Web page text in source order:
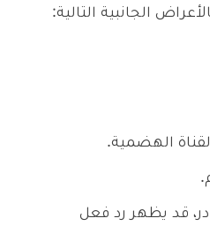
الجانبية التالية:
الهضمية.
قد يظهر رد فعل